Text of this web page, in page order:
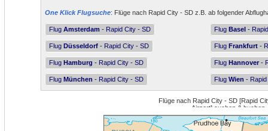
One Klick Flugsuche: Flüge nach Rapid City - SD z.B. ab folgender
Flug Amsterdam - Rapid City - SD Flug Basel -
Flug Düsseldorf - Rapid City - SD Flug Frankfurt -
Flug Hamburg - Rapid City - SD Flug Hannover -
Flug München - Rapid City - SD Flug Wien -